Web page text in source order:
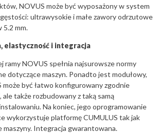
NOVUS może być wyposażony w system
ultrawysokie i małe zawory odrzutowe
5.2 mm.
elastyczność i integracja
NOVUS spełnia najsurowsze normy
dotyczące maszyn. Ponadto jest modułowy,
może być łatwo konfigurowany zgodnie
także rozbudowany z taką samą
Na koniec, jego oprogramowanie
wykorzystuje platformę CUMULUS tak jak
maszyny. Integracja gwarantowana.